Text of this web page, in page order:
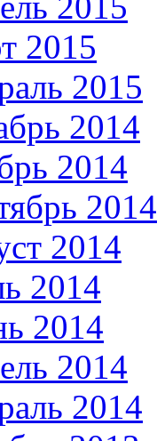
2015
2015
2014
2014
2014
2014
2014
2014
2014
2014